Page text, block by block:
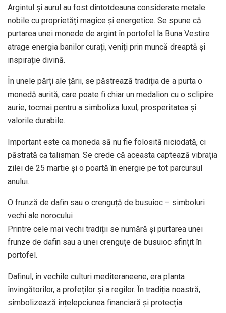
Argintul și aurul au fost dintotdeauna considerate metale
nobile cu proprietăți magice și energetice. Se spune că
purtarea unei monede de argint în portofel la Buna Vestire
atrage energia banilor curați, veniți prin muncă dreaptă și
inspirație divină.
În unele părți ale țării, se păstrează tradiția de a purta o
monedă aurită, care poate fi chiar un medalion cu o sclipire
aurie, tocmai pentru a simboliza luxul, prosperitatea și
valorile durabile.
Important este ca moneda să nu fie folosită niciodată, ci
păstrată ca talisman. Se crede că aceasta captează vibrația
zilei de 25 martie și o poartă în energie pe tot parcursul
anului.
O frunză de dafin sau o crenguță de busuioc – simboluri
vechi ale norocului
Printre cele mai vechi tradiții se numără și purtarea unei
frunze de dafin sau a unei crenguțe de busuioc sfințit în
portofel.
Dafinul, în vechile culturi mediteraneene, era planta
învingătorilor, a profeților și a regilor. În tradiția noastră,
simbolizează înțelepciunea financiară și protecția.